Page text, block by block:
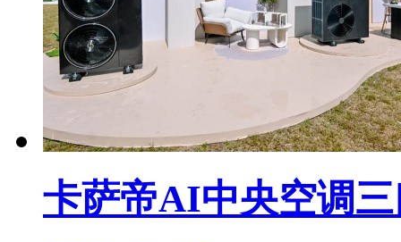
卡萨帝AI中央空调